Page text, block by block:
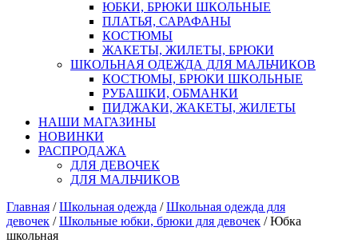
ЮБКИ, БРЮКИ ШКОЛЬНЫЕ
ПЛАТЬЯ, САРАФАНЫ
КОСТЮМЫ
ЖАКЕТЫ, ЖИЛЕТЫ, БРЮКИ
ШКОЛЬНАЯ ОДЕЖДА ДЛЯ МАЛЬЧИКОВ
КОСТЮМЫ, БРЮКИ ШКОЛЬНЫЕ
РУБАШКИ, ОБМАНКИ
ПИДЖАКИ, ЖАКЕТЫ, ЖИЛЕТЫ
НАШИ МАГАЗИНЫ
НОВИНКИ
РАСПРОДАЖА
ДЛЯ ДЕВОЧЕК
ДЛЯ МАЛЬЧИКОВ
Главная /Школьная одежда /Школьная одежда для
девочек /Школьные юбки, брюки для девочек / Юбка
школьная